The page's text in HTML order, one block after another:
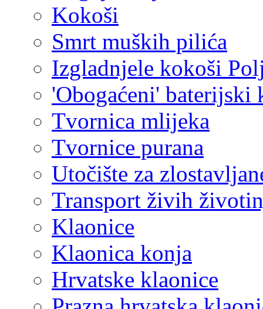
Kokoši
Smrt muških pilića
Izgladnjele kokoši
'Obogaćeni' baterijski
Tvornica mlijeka
Tvornice purana
Utočište za
Transport živih
Klaonice
Klaonica konja
Hrvatske klaonice